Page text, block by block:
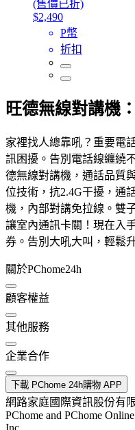
(售價已折)
$2,490
P幣
折扣
旺德無線對講機
家裡找人總靠吼？重要電
訊困擾。告別電話線纏繞
德無線對講機，通話品質
位技術，抗2.4G干擾，通
機，內部對講免拉線。雙
讓室內通訊卡關！現在入
券。告別大吼大叫，輕鬆
關於PChome24h
顧客權益
其他服務
企業合作
下載 PChome 24h購物 APP
網路家庭國際資訊股份有
PChome and PChome
Inc.